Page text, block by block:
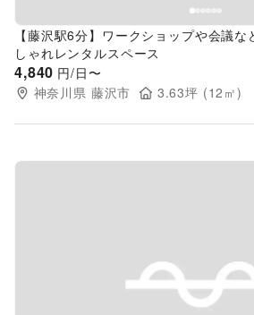
【藤沢駅6分】ワークショップや会議
しゃれレンタルスペース
4,840 円/日〜
神奈川県 藤沢市 3.63坪 (12 ㎡)
Previous slide